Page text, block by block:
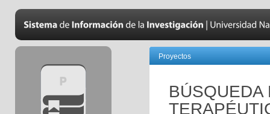
Proyectos
BÚSQUEDA